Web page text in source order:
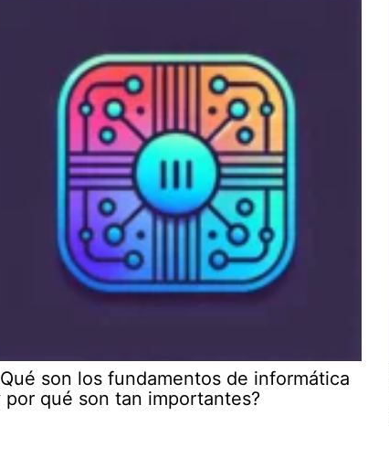
son los fundamentos de informática
por qué son tan importantes?